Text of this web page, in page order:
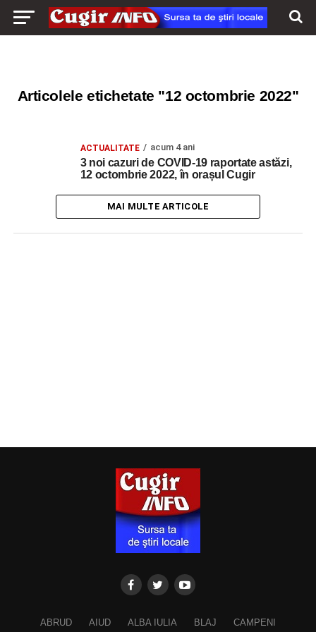
Articolele etichetate "12 octombrie 2022"
ACTUALITATE acum 4 ani
3 noi cazuri de COVID-19 raportate astăzi,
12 octombrie 2022, în orașul Cugir
MAI MULTE ARTICOLE
ABRUD AIUD ALBA IULIA BLAJ CAMPENI